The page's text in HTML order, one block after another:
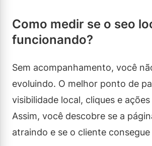
Como medir se o seo
funcionando?
Sem acompanhamento, você
evoluindo. O melhor ponto de
visibilidade local, cliques e
Assim, você descobre se a
atraindo e se o cliente